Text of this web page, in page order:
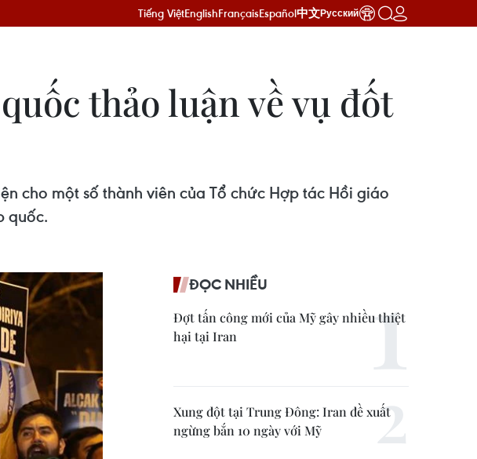
Tiếng ViệtEnglishFrançaisEspañol中文Русский
thảo luận về vụ đốt
cho một số thành viên của Tổ chức Hợp tác Hồi giáo
quốc.
ĐỌC NHIỀU
Đợt tấn công mới của Mỹ gây nhiều thiệt
hại tại Iran
Xung đột tại Trung Đông: Iran đề xuất
ngừng bắn 10 ngày với Mỹ